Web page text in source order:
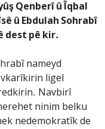
Qenberî û Îqbal
û Ebdulah Sohrabî
dest pê kir.
nameyd
ligel
Navbirî
ninim belku
nedemokratîk de